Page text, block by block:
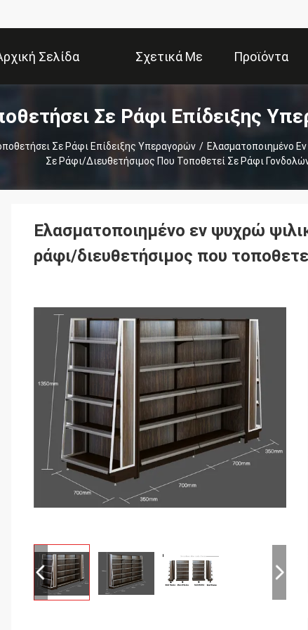
Σελίδα Σχετικά Με
Εμάς
Προϊόντα
Σε Ράφι Επίδειξης
Σε Ράφι Επίδειξης Υπεραγορών / Ελασματοποιημένο
Σε Ράφι/διευθετήσιμος Που Τοποθετεί Σε Ράφι
Ελασματοποιημένο εν ψυχρώ
ράφι/διευθετήσιμος που